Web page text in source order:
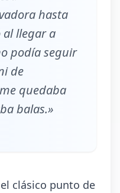
hasta
al llegar a
podía seguir
de
quedaba
balas.»
clásico punto de